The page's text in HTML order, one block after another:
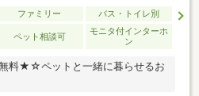
ファミリー バス・トイレ別
ペット相談可
モニタ付インターホ
ン
料★☆ペットと一緒に暮らせるお